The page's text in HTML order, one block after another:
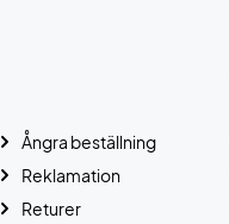
Ångra beställning
Reklamation
Returer